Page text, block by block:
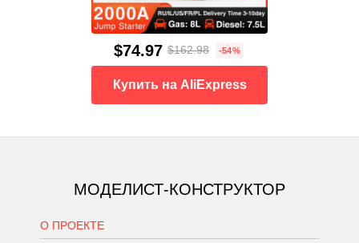
$74.97 $162.98 -54%
Купить на AliExpress
МОДЕЛИСТ-КОНСТРУКТОР
О ПРОЕКТЕ